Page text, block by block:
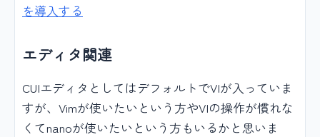
を導入する
エディタ関連
CUIエディタとしてはデフォルトでVIが入っていま
すが、Vimが使いたいという方やVIの操作が慣れな
くてnanoが使いたいという方もいるかと思いま